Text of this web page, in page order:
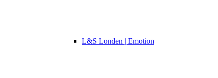
L&S Londen | Emotion